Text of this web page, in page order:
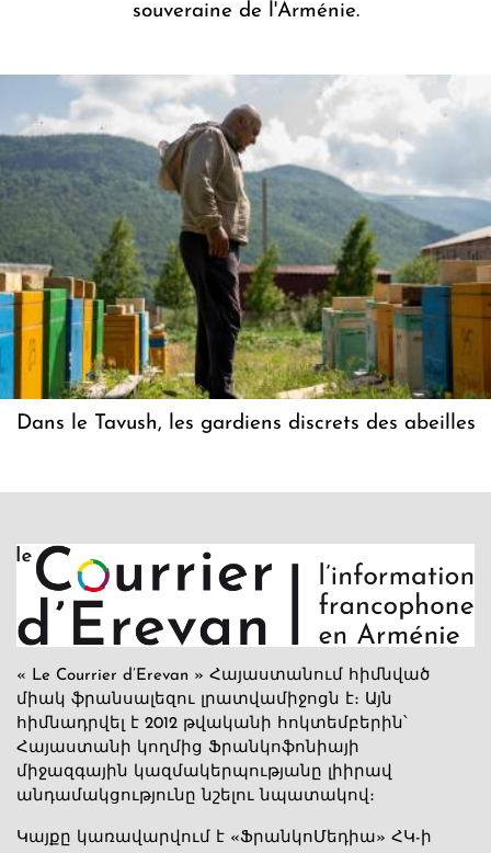
souveraine de l'Arménie.
Dans le Tavush, les gardiens discrets des abeilles
« Le Courrier d’Erevan » Հայաստանում հիմնված
միակ ֆրանսալեզու լրատվամիջոցն է։ Այն
հիմնադրվել է 2012 թվականի հոկտեմբերին՝
Հայաստանի կողմից Ֆրանկոֆոնիայի
միջազգային կազմակերպությանը լիիրավ
անդամակցությունը նշելու նպատակով։
Կայքը կառավարվում է «ՖրանկոՄեդիա» ՀԿ-ի